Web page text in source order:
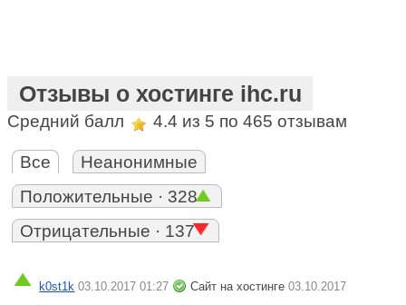
Отзывы о хостинге ihc.ru
Средний балл 4.4 из 5 по465 отзывам
Все
Неанонимные
Положительные · 328
Отрицательные · 137
k0st1k 03.10.2017 01:27 Сайт на хостинге03.10.2017